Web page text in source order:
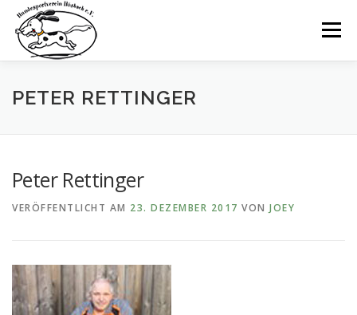
Inhalt
springen
Menü
STARTSEITE NEWS DER VEREIN
PETER RETTINGER
Peter Rettinger
VERÖFFENTLICHT AM 23. DEZEMBER 2017 VON JOEY